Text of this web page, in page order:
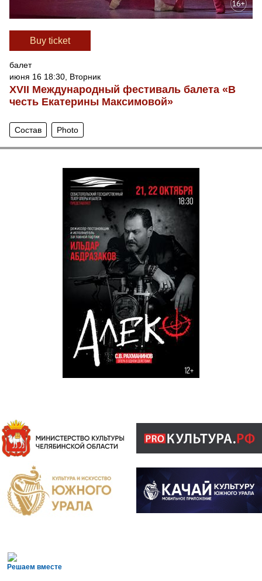
Вuy ticket
балет
июня 16 18:30, Вторник
XVII Международный фестиваль балета «В
честь Екатерины Максимовой»
Состав Photo
Решаем вместе